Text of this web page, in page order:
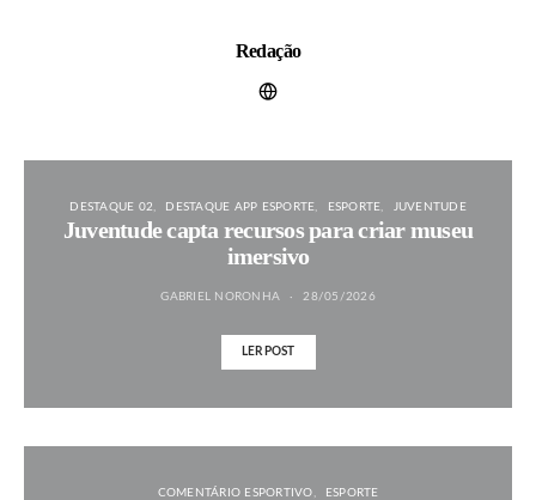
Redação
DESTAQUE 02 DESTAQUE APP ESPORTE ESPORTE JUVENTUDE
Juventude capta recursos para criar museu
imersivo
GABRIEL NORONHA 28/05/2026
LER POST
COMENTÁRIO ESPORTIVO ESPORTE